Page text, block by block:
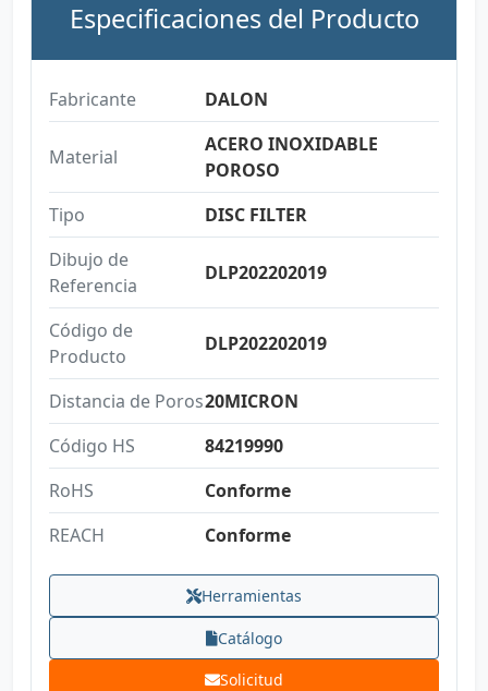
Especificaciones del Producto
Fabricante DALON
Material
ACERO INOXIDABLE
POROSO
Tipo
DISC FILTER
Dibujo de
Referencia
DLP202202019
Código de
Producto
DLP202202019
Distancia de Poros20MICRON
Código HS
84219990
RoHS
Conforme
REACH
Conforme
Herramientas
Catálogo
Solicitud